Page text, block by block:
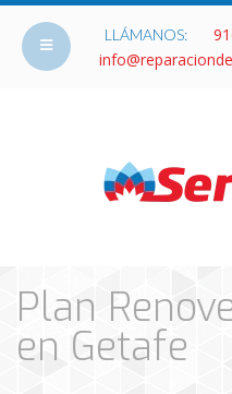
LLÁMANOS:
Plan
en Getafe